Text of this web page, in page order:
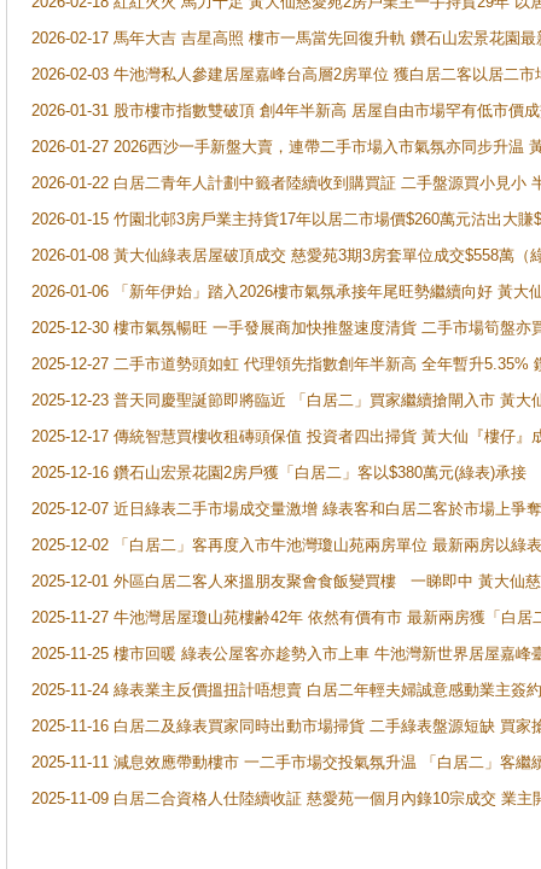
2026-02-17 馬年大吉 吉星高照 樓市一馬當先回復升軌 鑽石山宏景花園
2026-02-03 牛池灣私人參建居屋嘉峰台高層2房單位 獲白居二客以居二市
2026-01-31 股市樓市指數雙破頂 創4年半新高 居屋自由市場罕有低市價
2026-01-27 2026西沙一手新盤大賣，連帶二手市場入市氣氛亦同步升温
2026-01-22 白居二青年人計劃中籤者陸續收到購買証 二手盤源買小見小
2026-01-15 竹園北邨3房戶業主持貨17年以居二市場價$260萬元沽出大賺
2026-01-08 黃大仙綠表居屋破頂成交 慈愛苑3期3房套單位成交$558萬（
2026-01-06 「新年伊始」踏入2026樓市氣氛承接年尾旺勢繼續向好 黃
2025-12-30 樓市氣氛暢旺 一手發展商加快推盤速度清貨 二手市場筍盤
2025-12-27 二手市道勢頭如虹 代理領先指數創年半新高 全年暫升5.35%
2025-12-23 普天同慶聖誕節即將臨近 「白居二」買家繼續搶閘入市 黃
2025-12-17 傳統智慧買樓收租磚頭保值 投資者四出掃貨 黃大仙『樓仔
2025-12-16 鑽石山宏景花園2房戶獲「白居二」客以$380萬元(綠表)承接
2025-12-07 近日綠表二手市場成交量激增 綠表客和白居二客於市場上
2025-12-02 「白居二」客再度入市牛池灣瓊山苑兩房單位 最新兩房以綠
2025-12-01 外區白居二客人來搵朋友聚會食飯變買樓 一睇即中 黃大仙
2025-11-27 牛池灣居屋瓊山苑樓齢42年 依然有價有市 最新兩房獲「白居
2025-11-25 樓市回暖 綠表公屋客亦趁勢入市上車 牛池灣新世界居屋嘉峰
2025-11-24 綠表業主反價搵扭計唔想賣 白居二年輕夫婦誠意感動業主簽
2025-11-16 白居二及綠表買家同時出動市場掃貨 二手綠表盤源短缺 買
2025-11-11 減息效應帶動樓市 一二手市場交投氣氛升温 「白居二」客
2025-11-09 白居二合資格人仕陸續收証 慈愛苑一個月內錄10宗成交 業